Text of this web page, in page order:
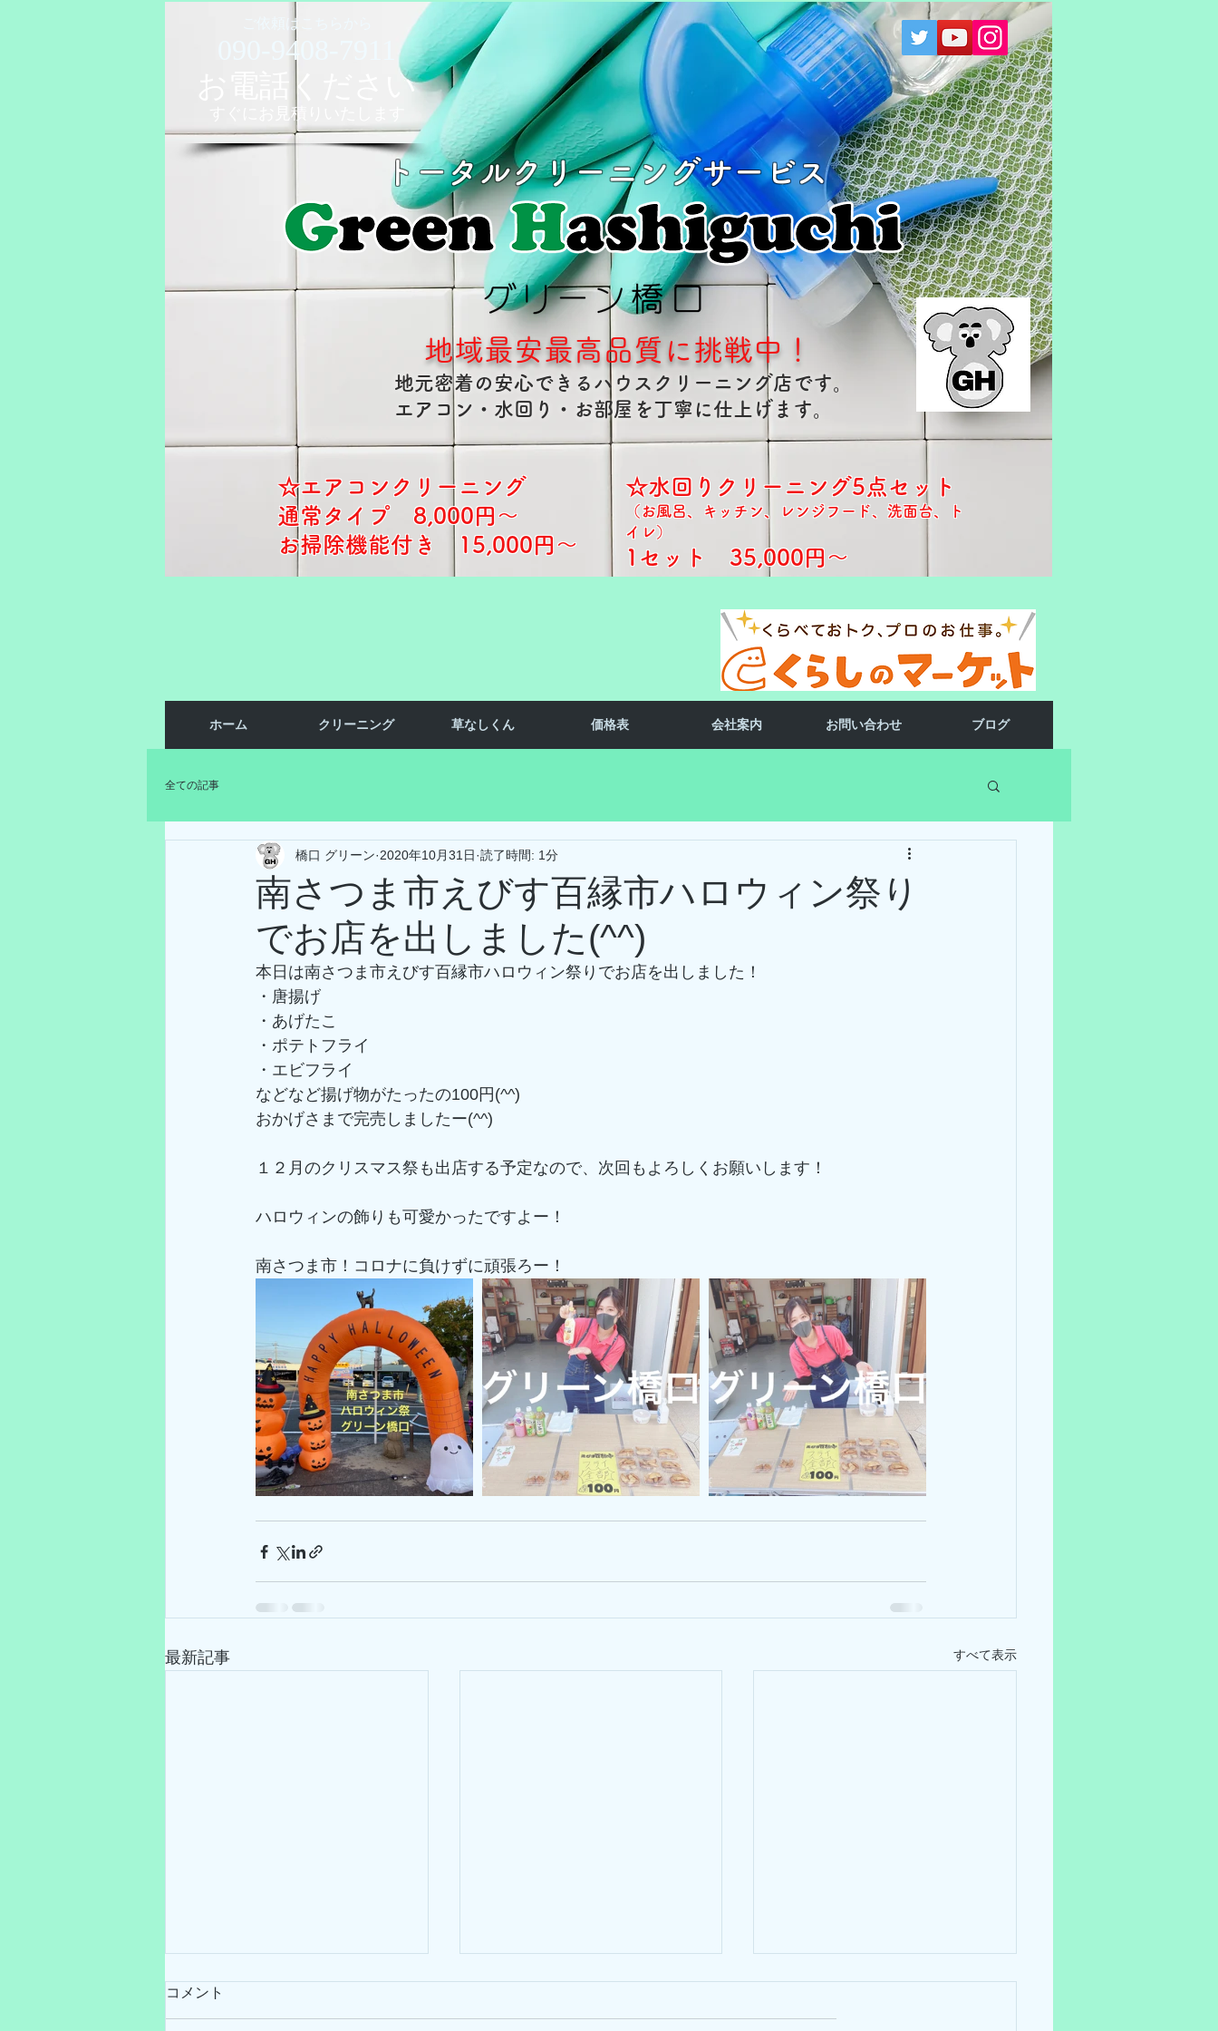
ご依頼はこちらから
090-9408-7911
お電話ください
すぐに​お見積りいたします
地域最安最高品質に挑戦中！
地元密着の安心できるハウスクリーニング店です。
​エアコン・水回り・お部屋を丁寧に仕上げます。
トータルクリーニングサービス
☆エアコンクリーニング
通常タイプ ​8,000円～
お掃除機能付き 15,000円～​​
☆水回りクリーニング5点セット
（お風呂、キッチン、レンジフード、洗面台、ト
イレ）
1セット 35,000円～​​
ホーム クリーニング 草なしくん 価格表 会社案内 お問い合わせ ブログ
全ての記事
南さつま市えびす百縁市ハロウィン祭り
でお店を出しました(^^)
橋口 グリーン 2020年10月31日 読了時間: 1分
本日は南さつま市えびす百縁市ハロウィン祭りでお店を出しました！
・唐揚げ
・あげたこ
・ポテトフライ
・エビフライ
などなど揚げ物がたったの100円(^^)
おかげさまで完売しましたー(^^)
１２月のクリスマス祭も出店する予定なので、次回もよろしくお願いします！
ハロウィンの飾りも可愛かったですよー！
南さつま市！コロナに負けずに頑張ろー！
最新記事 すべて表示
コメント